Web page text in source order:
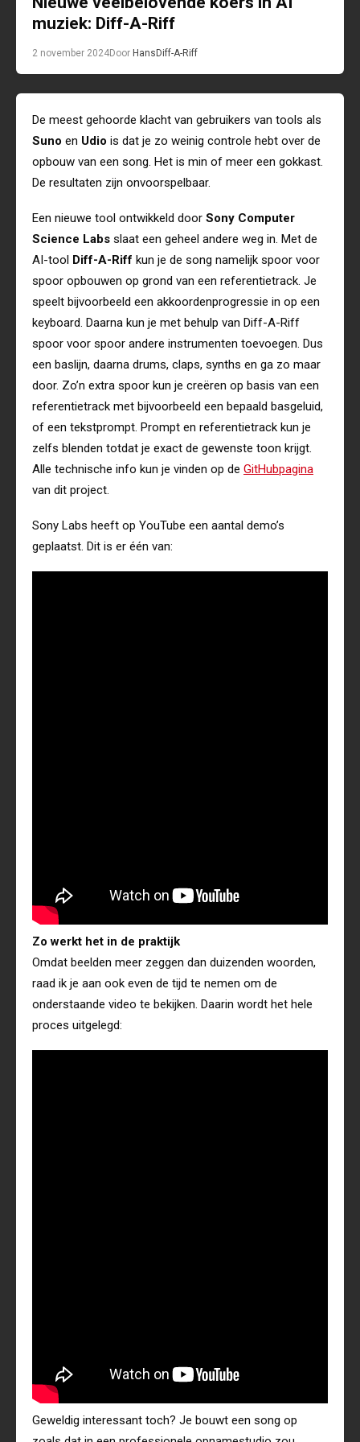
muziek: Diff-A-Riff
2 november 2024Door Hans Diff-A-Riff
De meest gehoorde klacht van gebruikers van tools als
Suno en Udio is dat je zo weinig controle hebt over de
opbouw van een song. Het is min of meer een gokkast.
De resultaten zijn onvoorspelbaar.
Een nieuwe tool ontwikkeld door Sony Computer
Science Labs slaat een geheel andere weg in. Met de
AI-tool Diff-A-Riff kun je de song namelijk spoor voor
spoor opbouwen op grond van een referentietrack. Je
speelt bijvoorbeeld een akkoordenprogressie in op een
keyboard. Daarna kun je met behulp van Diff-A-Riff
spoor voor spoor andere instrumenten toevoegen. Dus
een baslijn, daarna drums, claps, synths en ga zo maar
door. Zo’n extra spoor kun je creëren op basis van een
referentietrack met bijvoorbeeld een bepaald basgeluid,
of een tekstprompt. Prompt en referentietrack kun je
zelfs blenden totdat je exact de gewenste toon krijgt.
Alle technische info kun je vinden op de GitHubpagina
van dit project.
Sony Labs heeft op YouTube een aantal demo’s
geplaatst. Dit is er één van:
Zo werkt het in de praktijk
Omdat beelden meer zeggen dan duizenden woorden,
raad ik je aan ook even de tijd te nemen om de
onderstaande video te bekijken. Daarin wordt het hele
proces uitgelegd:
Geweldig interessant toch? Je bouwt een song op